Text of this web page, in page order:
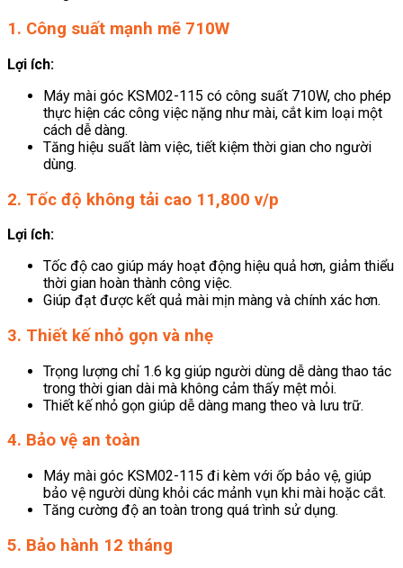
1. Công suất mạnh mẽ 710W
Lợi ích:
Máy mài góc KSM02-115 có công suất 710W, cho phép
thực hiện các công việc nặng như mài, cắt kim loại một
cách dễ dàng.
Tăng hiệu suất làm việc, tiết kiệm thời gian cho người
dùng.
2. Tốc độ không tải cao 11,800 v/p
Lợi ích:
Tốc độ cao giúp máy hoạt động hiệu quả hơn, giảm thiểu
thời gian hoàn thành công việc.
Giúp đạt được kết quả mài mịn màng và chính xác hơn.
3. Thiết kế nhỏ gọn và nhẹ
Trọng lượng chỉ 1.6 kg giúp người dùng dễ dàng thao tác
trong thời gian dài mà không cảm thấy mệt mỏi.
Thiết kế nhỏ gọn giúp dễ dàng mang theo và lưu trữ.
4. Bảo vệ an toàn
Máy mài góc KSM02-115 đi kèm với ốp bảo vệ, giúp
bảo vệ người dùng khỏi các mảnh vụn khi mài hoặc cắt.
Tăng cường độ an toàn trong quá trình sử dụng.
5. Bảo hành 12 tháng